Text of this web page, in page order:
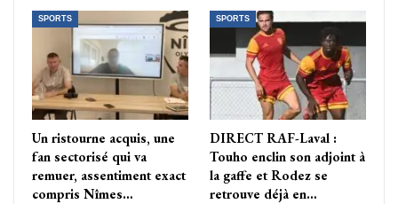
SPORTS
Un ristourne acquis, une
fan sectorisé qui va
remuer, assentiment exact
compris Nîmes…
SPORTS
DIRECT RAF-Laval :
Touho enclin son adjoint à
la gaffe et Rodez se
retrouve déjà en…